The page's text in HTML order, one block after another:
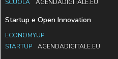
SCUOLA
AGENDADIGITALE.EU
Startup e Open Innovation
ECONOMYUP
STARTUP
AGENDADIGITALE.EU